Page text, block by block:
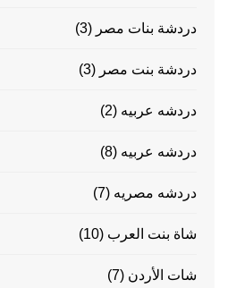
دردشة بنات مصر (3)
دردشة بنت مصر (3)
دردشه عربيه (2)
دردشه عربيه (8)
دردشه مصريه (7)
شاة بنت العرب (10)
شات الأردن (7)